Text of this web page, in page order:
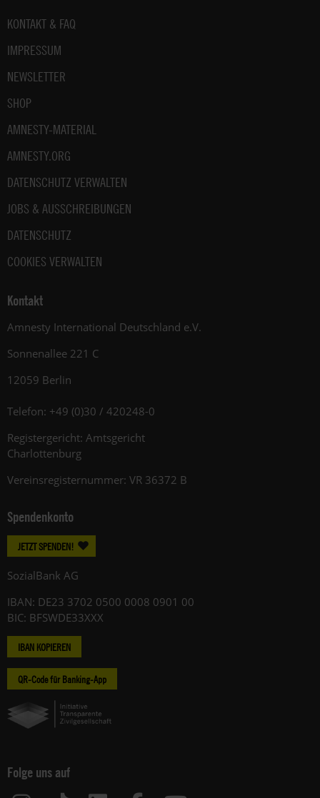
Fußbereich
KONTAKT & FAQ
IMPRESSUM
NEWSLETTER
SHOP
AMNESTY-MATERIAL
AMNESTY.ORG
DATENSCHUTZ VERWALTEN
JOBS & AUSSCHREIBUNGEN
DATENSCHUTZ
COOKIES VERWALTEN
Kontakt
Amnesty International Deutschland e.V.
Sonnenallee 221 C
12059 Berlin
Telefon: +49 (0)30 / 420248-0
Registergericht: Amtsgericht
Charlottenburg
Vereinsregisternummer: VR 36372 B
Spendenkonto
JETZT SPENDEN!
SozialBank AG
IBAN: DE23 3702 0500 0008 0901 00
BIC: BFSWDE33XXX
IBAN KOPIEREN
QR-Code für Banking-App
Folge uns auf